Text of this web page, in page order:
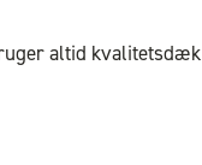
altid kvalitetsdæk